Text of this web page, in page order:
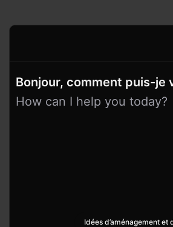
Bonjour, comment puis-je
How can I help you today?
Idées d’aménagement et